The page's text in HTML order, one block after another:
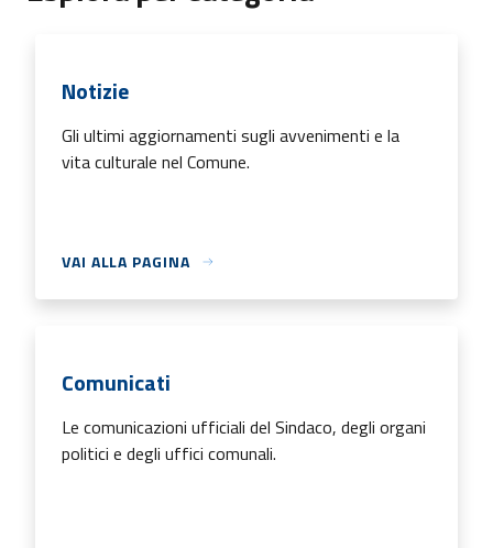
Notizie
Gli ultimi aggiornamenti sugli avvenimenti e la
vita culturale nel Comune.
VAI ALLA PAGINA
Comunicati
Le comunicazioni ufficiali del Sindaco, degli organi
politici e degli uffici comunali.